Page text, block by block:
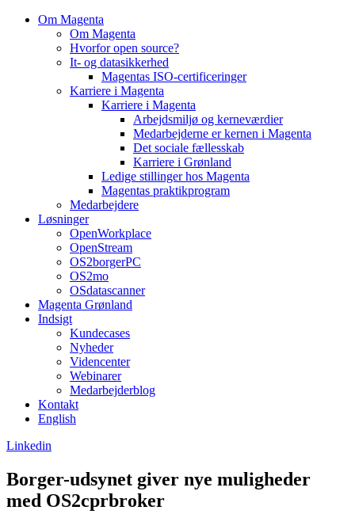
Om Magenta
Om Magenta
Hvorfor open source?
It- og datasikkerhed
Magentas ISO-certificeringer
Karriere i Magenta
Karriere i Magenta
Arbejdsmiljø og kerneværdier
Medarbejderne er kernen i Magenta
Det sociale fællesskab
Karriere i Grønland
Ledige stillinger hos Magenta​
Magentas praktikprogram
Medarbejdere
Løsninger
OpenWorkplace
OpenStream
OS2borgerPC
OS2mo
OSdatascanner
Magenta Grønland
Indsigt
Kundecases
Nyheder
Videncenter
Webinarer
Medarbejderblog
Kontakt
English
Linkedin
Borger-udsynet giver nye muligheder
med OS2cprbroker